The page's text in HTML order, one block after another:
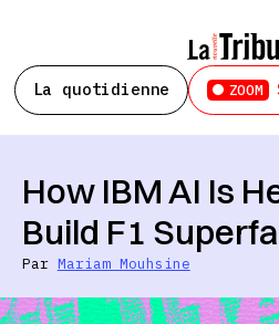
La quotidienne ZOOM
How IBM AI Is
Build F1
Par Mariam Mouhsine